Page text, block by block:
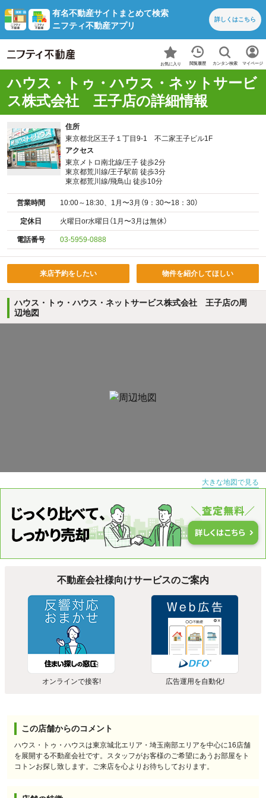
有名不動産サイトまとめて検索
ニフティ不動産アプリ
詳しくはこちら
お気に入り 閲覧履歴 カンタン検索 マイページ
ハウス・トゥ・ハウス・ネットサービ
ス株式会社 王子店の詳細情報
住所
東京都北区王子１丁目9-1 不二家王子ビル1F
アクセス
東京メトロ南北線/王子 徒歩2分
東京都荒川線/王子駅前 徒歩3分
東京都荒川線/飛鳥山 徒歩10分
営業時間 10:00～18:30、1月〜3月（9：30〜18：30）
定休日 火曜日or水曜日（1月〜3月は無休）
電話番号 03-5959-0888
来店予約をしたい 物件を紹介してほしい
ハウス・トゥ・ハウス・ネットサービス株式会社 王子店の周
辺地図
大きな地図で見る
不動産会社様向けサービスのご案内
オンラインで接客! 広告運用を自動化!
この店舗からのコメント
ハウス・トゥ・ハウスは東京城北エリア・埼玉南部エリアを中心に16店舗
を展開する不動産会社です。スタッフがお客様のご希望にあうお部屋をト
コトンお探し致します。ご来店を心よりお待ちしております。